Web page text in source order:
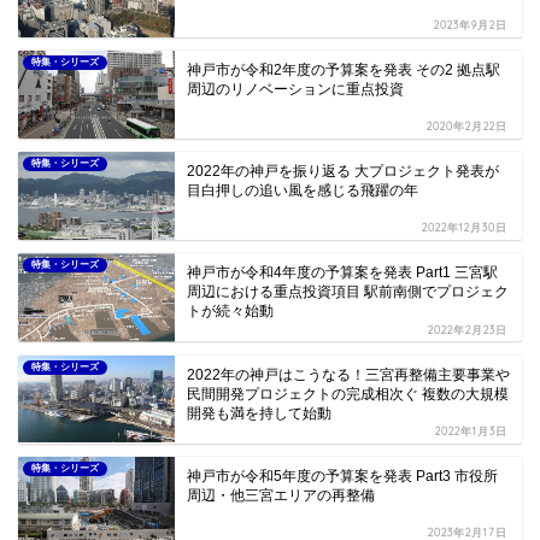
2023年9月2日
特集・シリーズ
神戸市が令和2年度の予算案を発表 その2 拠点駅
周辺のリノベーションに重点投資
2020年2月22日
特集・シリーズ
2022年の神戸を振り返る 大プロジェクト発表が
目白押しの追い風を感じる飛躍の年
2022年12月30日
特集・シリーズ
神戸市が令和4年度の予算案を発表 Part1 三宮駅
周辺における重点投資項目 駅前南側でプロジェク
トが続々始動
2022年2月23日
特集・シリーズ
2022年の神戸はこうなる！三宮再整備主要事業や
民間開発プロジェクトの完成相次ぐ 複数の大規模
開発も満を持して始動
2022年1月3日
特集・シリーズ
神戸市が令和5年度の予算案を発表 Part3 市役所
周辺・他三宮エリアの再整備
2023年2月17日